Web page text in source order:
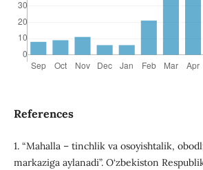
References
1. “Mahalla – tinchlik va osoyishtalik,
markaziga aylanadi”. O‘zbekiston